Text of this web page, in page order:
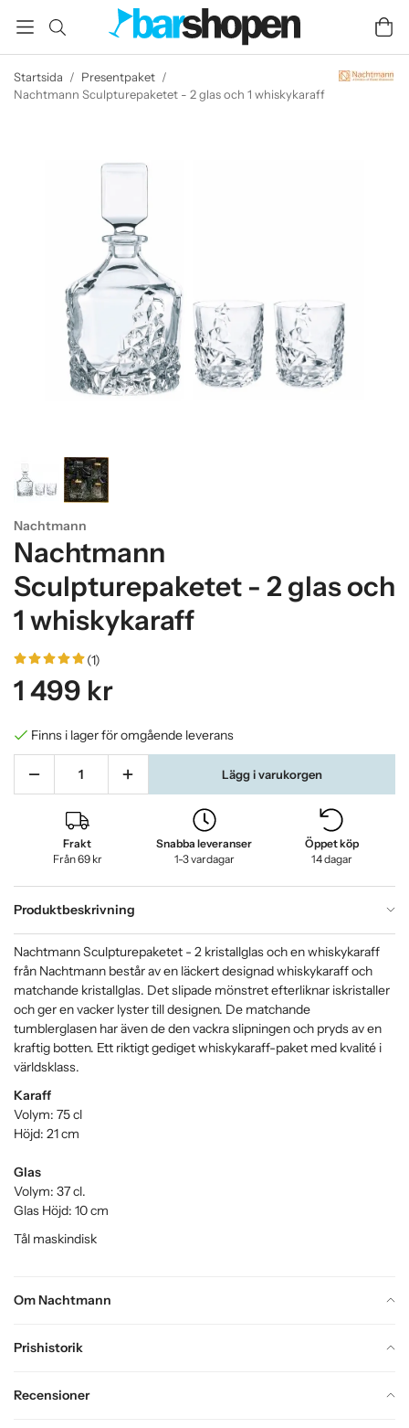
Startsida / Presentpaket /
Nachtmann Sculpturepaketet - 2 glas och 1 whiskykaraff
Nachtmann
Nachtmann
Sculpturepaketet - 2 glas och
1 whiskykaraff
(1)
1 499 kr
Finns i lager för omgående leverans
Lägg i varukorgen
Frakt
Från 69 kr
Snabba leveranser
1-3 vardagar
Öppet köp
14 dagar
Produktbeskrivning
Om Nachtmann
Prishistorik
Recensioner
Nachtmann Sculpturepaketet - 2 kristallglas och en whiskykaraff
från Nachtmann består av en läckert designad whiskykaraff och
matchande kristallglas. Det slipade mönstret efterliknar iskristaller
och ger en vacker lyster till designen. De matchande
tumblerglasen har även de den vackra slipningen och pryds av en
kraftig botten. Ett riktigt gediget whiskykaraff-paket med kvalité i
världsklass.
Karaff
Volym: 75 cl
Höjd: 21 cm
Glas
Volym: 37 cl.
Glas Höjd: 10 cm
Tål maskindisk